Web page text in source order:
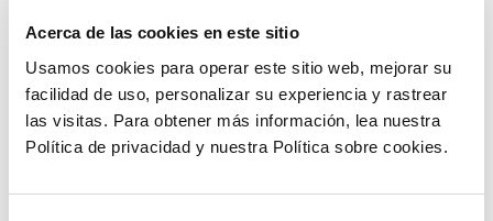
Acerca de las cookies en este sitio
Usamos cookies para operar este sitio web, mejorar su
facilidad de uso, personalizar su experiencia y rastrear
las visitas. Para obtener más información, lea nuestra
Política de privacidad y nuestra Política sobre cookies.
How AI Is Boosting Innovation, Driving Productivity and Saving